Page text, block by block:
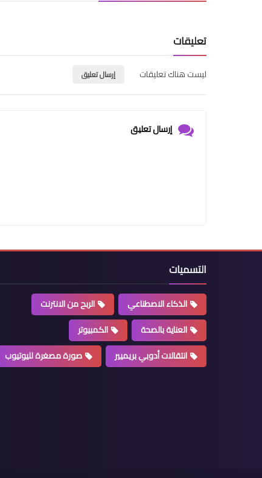
تعليقات
ليست هناك تعليقات إرسال تعليق
إرسال تعليق
التسميات
الذكاء الاصطناعي
الربح من الانترنت
العناية بالصحة
الكمبيوتر
انتقالات أدوبي بريميير
صورة مصغرة لليوتيوب